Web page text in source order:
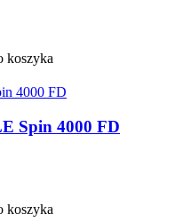
koszyka
Spin 4000 FD
koszyka